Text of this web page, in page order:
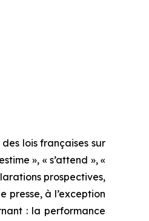
lois françaises sur
», « s’attend », «
prospectives,
presse, à l’exception
: la performance